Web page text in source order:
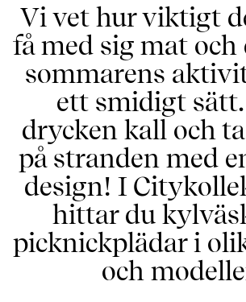
Vi vet hur viktigt
få med sig mat
sommarens
ett smidigt
drycken kall och
på stranden med
design! I
hittar du
picknickplädar i
och